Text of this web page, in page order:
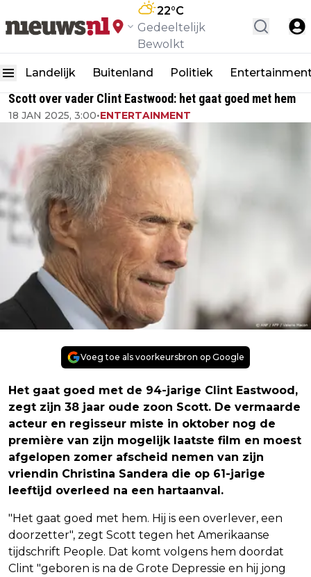
22°C
Gedeeltelijk
Bewolkt
Landelijk Buitenland Politiek
Scott over vader Clint Eastwood: het gaat goed met hem
18 JAN 2025, 3:00•ENTERTAINMENT
Voeg toe als voorkeursbron op Google
Het gaat goed met de 94-jarige Clint Eastwood,
zegt zijn 38 jaar oude zoon Scott. De vermaarde
acteur en regisseur miste in oktober nog de
première van zijn mogelijk laatste film en moest
afgelopen zomer afscheid nemen van zijn
vriendin Christina Sandera die op 61-jarige
leeftijd overleed na een hartaanval.
"Het gaat goed met hem. Hij is een overlever, een
doorzetter", zegt Scott tegen het Amerikaanse
tijdschrift People. Dat komt volgens hem doordat
Clint "geboren is na de Grote Depressie en hij jong